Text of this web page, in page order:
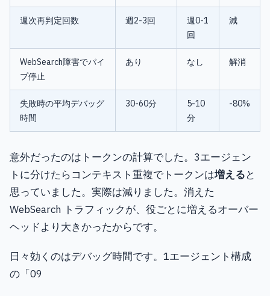
週次再判定回数 週2-3回
週0-1
回
減
WebSearch障害でパイ
プ停止
あり なし 解消
失敗時の平均デバッグ
時間
30-60分
5-10
分
-80%
意外だったのはトークンの計算でした。3エージェン
トに分けたらコンテキスト重複でトークンは増えると
思っていました。実際は減りました。消えた
WebSearch トラフィックが、役ごとに増えるオーバー
ヘッドより大きかったからです。
日々効くのはデバッグ時間です。1エージェント構成
の「09